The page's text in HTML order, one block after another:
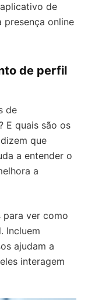
de
presença online
de perfil
de
E quais são os
que
a entender o
a
para ver como
Incluem
ajudam a
interagem